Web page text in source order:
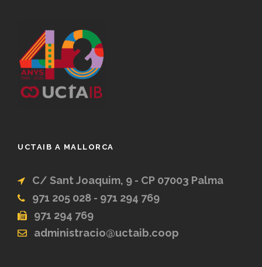
UCTAIB A MALLORCA
C/ Sant Joaquim, 9 - CP 07003 Palma
971 205 028 - 971 294 769
971 294 769
administracio@uctaib.coop